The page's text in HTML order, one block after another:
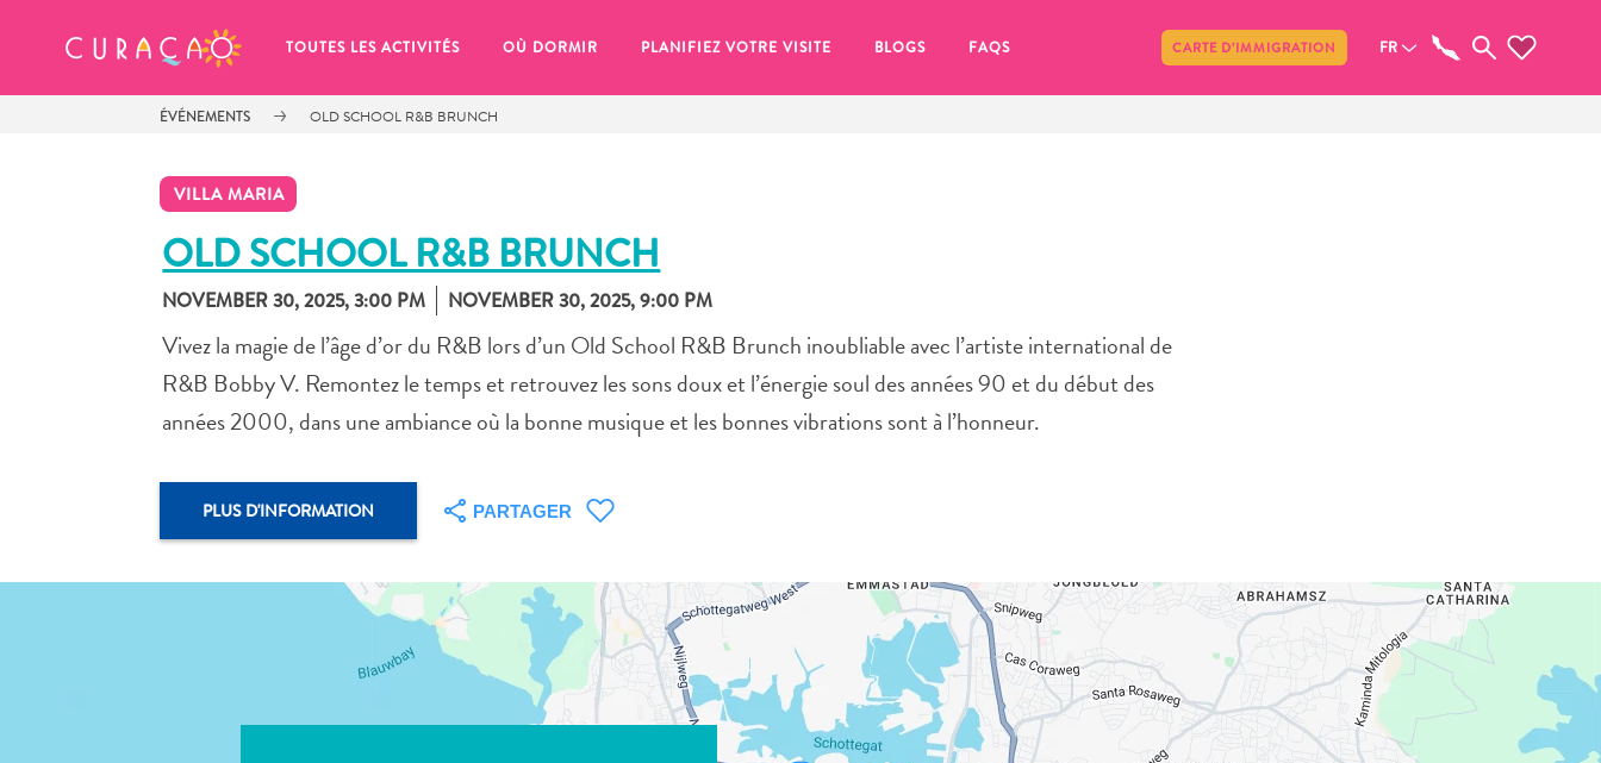
TOUTES LES ACTIVITÉS OÙ DORMIR PLANIFIEZ VOTRE VISITE BLOGS FAQS CARTE D’IMMIGRATION FR
ÉVÉNEMENTS OLD SCHOOL R&B BRUNCH
VILLA MARIA
OLD SCHOOL R&B BRUNCH
NOVEMBER 30, 2025, 3:00 PM NOVEMBER 30, 2025, 9:00 PM
Vivez la magie de l’âge d’or du R&B lors d’un Old School R&B Brunch inoubliable avec l’artiste international de
R&B Bobby V. Remontez le temps et retrouvez les sons doux et l’énergie soul des années 90 et du début des
années 2000, dans une ambiance où la bonne musique et les bonnes vibrations sont à l’honneur.
PLUS D'INFORMATION PARTAGER
MES FAVORIS Partager
It looks like you haven’t saved any
Chaque fois que vous souhaitez enregistrer quelque chose pour plus tard, assurez-vous de cliquer sur le